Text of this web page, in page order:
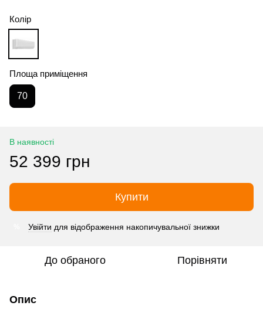
Колір
Площа приміщення
70
В наявності
52 399 грн
Купити
Увійти для відображення накопичувальної знижки
До обраного Порівняти
Опис